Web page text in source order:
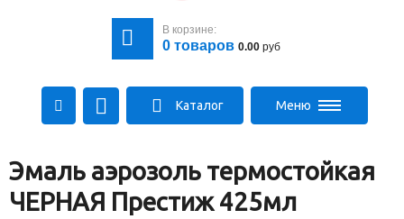
В корзине:
0 товаров 0.00 руб
+375 29 564-00-00
Все для стройки
Log@hozdvor.by
Каталог Меню
Эмаль аэрозоль термостойкая
ЧЕРНАЯ Престиж 425мл